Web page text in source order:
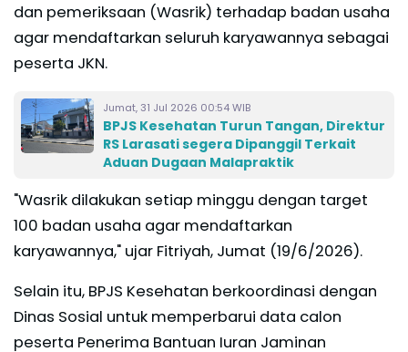
dan pemeriksaan (Wasrik) terhadap badan usaha
agar mendaftarkan seluruh karyawannya sebagai
peserta JKN.
Jumat, 31 Jul 2026 00:54 WIB
BPJS Kesehatan Turun Tangan, Direktur
RS Larasati segera Dipanggil Terkait
Aduan Dugaan Malapraktik
"Wasrik dilakukan setiap minggu dengan target
100 badan usaha agar mendaftarkan
karyawannya," ujar Fitriyah, Jumat (19/6/2026).
Selain itu, BPJS Kesehatan berkoordinasi dengan
Dinas Sosial untuk memperbarui data calon
peserta Penerima Bantuan Iuran Jaminan